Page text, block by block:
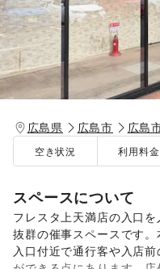
広島県 広島市 広島
空き状況 利用料金
スペースについて
フレスタ上天満店の入口
抜群の催事スペースです
入口付近で通行客や入店